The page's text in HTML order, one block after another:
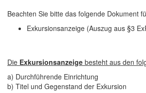
Beachten Sie bitte das folgende Dokument
Exkursionsanzeige (Auszug aus §3
Die Exkursionsanzeige besteht aus den
a) Durchführende Einrichtung
b) Titel und Gegenstand der Exkursion